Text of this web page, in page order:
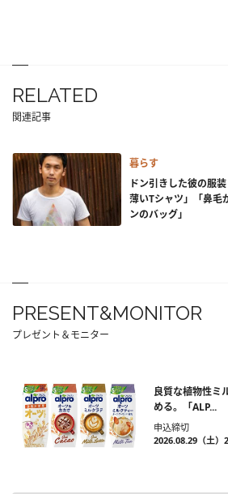
RELATED
関連記事
暮らす
ドン引きした彼の服
薄いTシャツ」「鼻毛
ンのバッグ」
PRESENT&MONITOR
プレゼント＆モニター
良質な植物性ミ
める。「ALP...
申込締切
2026.08.29（土）